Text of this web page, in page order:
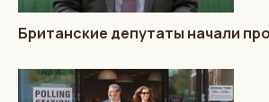
Британские депутаты начали